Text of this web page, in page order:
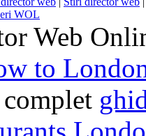
WOL
Web
to